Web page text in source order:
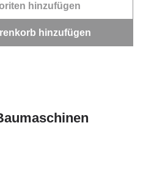
hinzufügen
hinzufügen